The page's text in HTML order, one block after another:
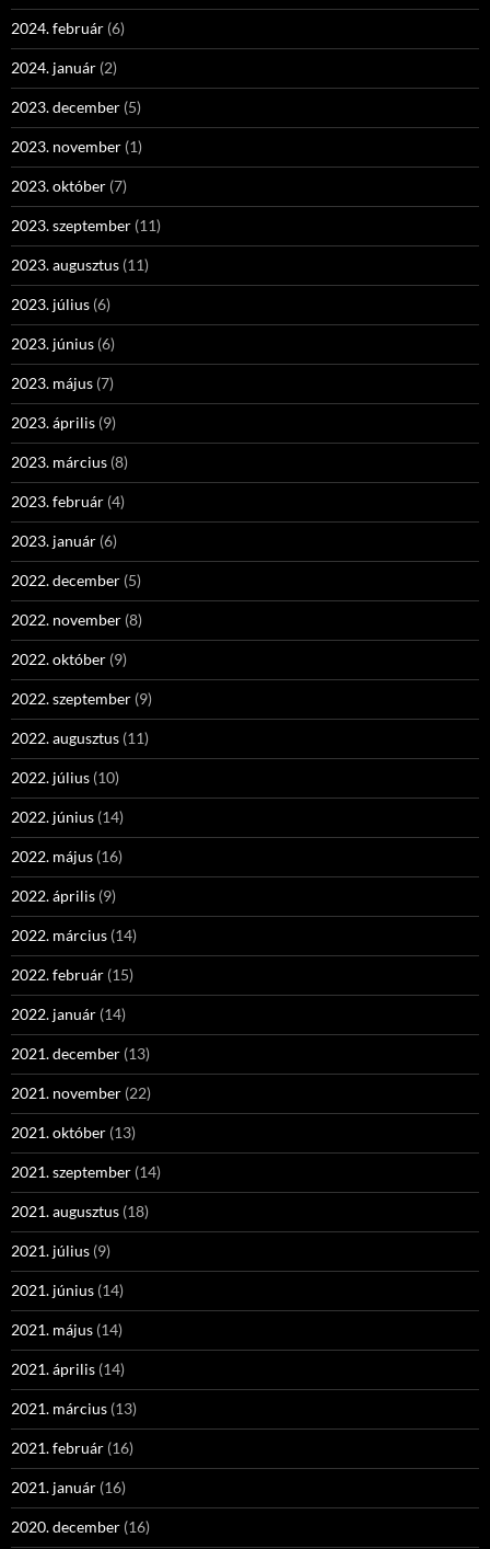
2024. február (6)
2024. január (2)
2023. december (5)
2023. november (1)
2023. október (7)
2023. szeptember (11)
2023. augusztus (11)
2023. július (6)
2023. június (6)
2023. május (7)
2023. április (9)
2023. március (8)
2023. február (4)
2023. január (6)
2022. december (5)
2022. november (8)
2022. október (9)
2022. szeptember (9)
2022. augusztus (11)
2022. július (10)
2022. június (14)
2022. május (16)
2022. április (9)
2022. március (14)
2022. február (15)
2022. január (14)
2021. december (13)
2021. november (22)
2021. október (13)
2021. szeptember (14)
2021. augusztus (18)
2021. július (9)
2021. június (14)
2021. május (14)
2021. április (14)
2021. március (13)
2021. február (16)
2021. január (16)
2020. december (16)